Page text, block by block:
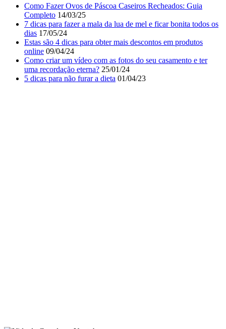
Como Fazer Ovos de Páscoa Caseiros Recheados: Guia
Completo 14/03/25
7 dicas para fazer a mala da lua de mel e ficar bonita todos os
dias 17/05/24
Estas são 4 dicas para obter mais descontos em produtos
online 09/04/24
Como criar um vídeo com as fotos do seu casamento e ter
uma recordação eterna? 25/01/24
5 dicas para não furar a dieta 01/04/23